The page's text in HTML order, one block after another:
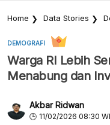
Home Data Stories
DEMOGRAFI
Warga RI Lebih
Menabung dan
Akbar Ridwan
11/02/2026 08:30